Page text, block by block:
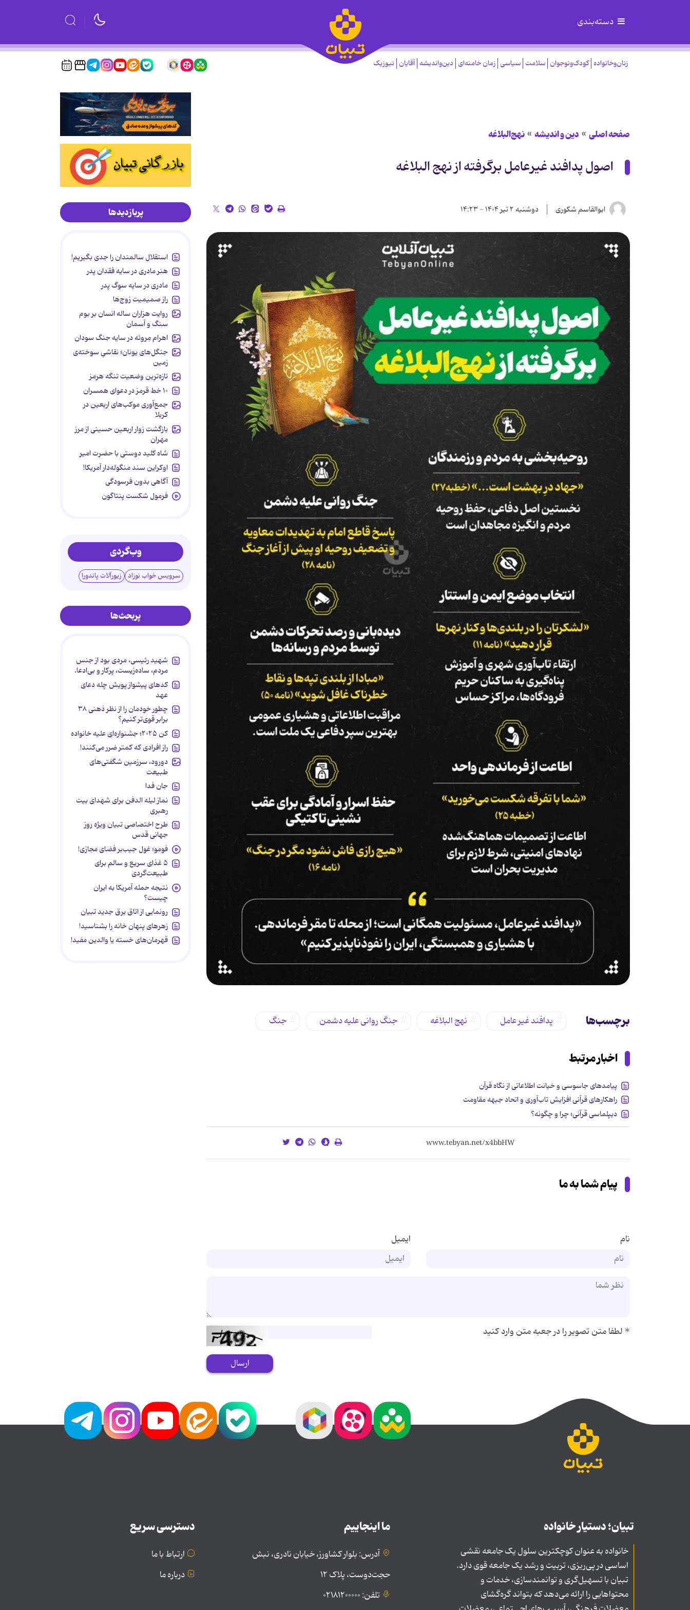
دسته‌بندی
زنان‌وخانواده کودک‌ونوجوان سلامت سیاسی زمان خامنه‌ای دین‌واندیشه آقایان نیوزیک
صفحه اصلی دین و اندیشه نهج‌البلاغه
اصول پدافند غیرعامل برگرفته از نهج البلاغه
ابوالقاسم شکوری دوشنبه ۲ تیر ۱۴۰۴ - ۱۴:۲۳
برچسب‌ها پدافند غیر عامل نهج البلاغه جنگ روانی علیه دشمن جنگ
اخبار مرتبط
پیامدهای جاسوسی و خیانت اطلاعاتی از نگاه قرآن
راهکارهای قرآنی افزایش تاب‌آوری و اتحاد جبهه مقاومت
دیپلماسی قرآنی؛ چرا و چگونه؟
پیام شما به ما
نام ایمیل
*لطفا متن تصویر را در جعبه متن وارد کنید
ارسال
پربازدیدها
استقلال سالمندان را جدی بگیریم!
هنر مادری در سایه‌ فقدان پدر
مادری در سایه سوگ پدر
راز صمیمیت زوج‌ها
روایت هزاران ساله انسان بر بوم
سنگ و آسمان
اهرام مِروئه در سایه جنگ سودان
جنگل‌های یونان؛ نقاشیِ سوخته‌ی
زمین
تازه‌ترین وضعیت تنگه هرمز
۱۰ خط قرمز در دعوای همسران
جمع‌آوری موکب‌های اربعین در
کربلا
بازگشت زوار اربعین حسینی از مرز
مهران
شاه کلید دوستی با حضرت امیر
اوکراین سند منگوله‌دار آمریکا!
آگاهی بدون فرسودگی
فرمول شکست پنتاگون
وب‌گردی
سرویس خواب نوزاد زیورآلات پاندورا
پربحث‌ها
شهید رئیسی، مردی بود از جنس
مردم، ساده‌زیست، پرکار و بی‌ادعا.
کدهای پیشواز پویش چله دعای
عهد
چطور خودمان را از نظر ذهنی ۳۸
برابر قوی‌تر کنیم؟
کن ۲۰۲۵؛ جشنواره‌ای علیه خانواده
راز افرادی که کمتر ضرر می‌کنند!
دورود، سرزمین شگفتی‌های
طبیعت
جان فدا
نماز لیله الدفن برای شهدای بیت
رهبری
طرح اختصاصی تبیان ویژه روز
جهانی قدس
فومو؛ غول جیب‌بر فضای مجازی!
۵ غذای سریع و سالم برای
طبیعت‌گردی
نتیجه حمله آمریکا به ایران
چیست؟
رونمایی از اتاق برق جدید تبیان
زهرهای پنهان خانه را بشناسید!
قهرمان‌های خسته یا والدین مفید!
تبیان؛ دستیار خانواده
خانواده به عنوان کوچکترین سلول یک جامعه نقشی
اساسی در پی‌ریزی، تربیت و رشد یک جامعه قوی دارد.
تبیان با تسهیل‌گری و توانمندسازی، خدمات و
محتواهایی را ارائه می‌دهد که بتواند گره‌گشای
ما اینجاییم
آدرس: بلوار کشاورز، خیابان نادری، نبش
حجت‌دوست، پلاک ۱۲
تلفن: ۰۲۱۸۱۲۰۰۰۰۰
دسترسی سریع
ارتباط با ما
درباره ما